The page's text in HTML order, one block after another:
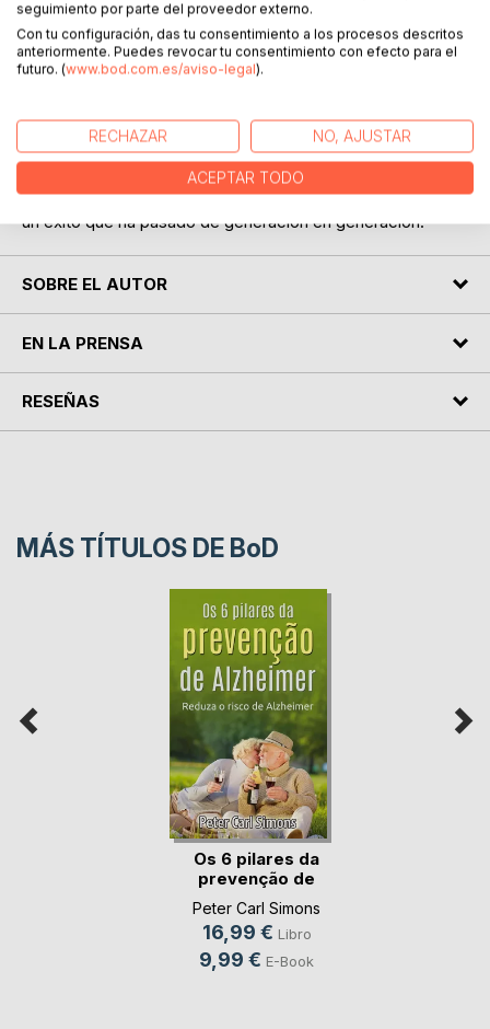
discutidos ferozmente que lo llevan a uno a preguntarse
cuál es el verdadero interés de quienes lo combaten: ¿El
bienestar de la población? O, ¿las ganancias de la industria
farmacéutica?
La experiencia en salud y nutrición del experto Peter Carl
Simons trabaja a favor de su nuevo libro acerca de este té,
que es prácticamente desconocido en Europa, incluso
cuando se han recibido reportes maravillosos en China de
un éxito que ha pasado de generación en generación.
SOBRE EL AUTOR
EN LA PRENSA
RESEÑAS
MÁS TÍTULOS DE BoD
Os 6 pilares da
prevenção de
Alzhe(...)
Peter Carl Simons
16,99 € Libro
9,99 € E-Book
seguimiento por parte del proveedor externo.
Con tu configuración, das tu consentimiento a los procesos descritos
anteriormente. Puedes revocar tu consentimiento con efecto para el
futuro. (www.bod.com.es/aviso-legal).
RECHAZAR NO, AJUSTAR
ACEPTAR TODO